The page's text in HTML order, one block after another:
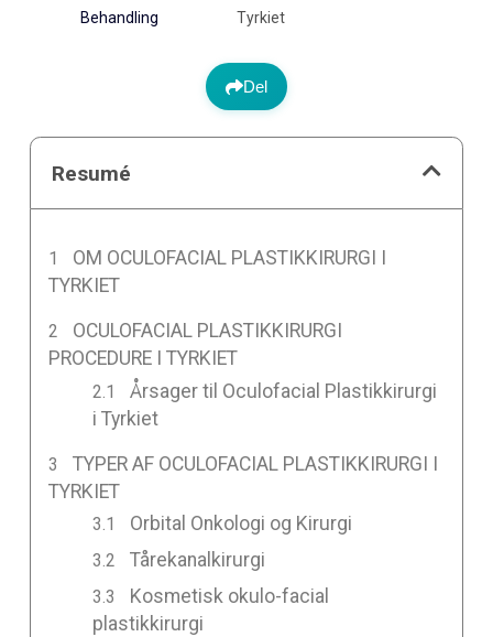
Behandling
Tyrkiet
Del
Resumé
OM OCULOFACIAL PLASTIKKIRURGI I
TYRKIET
OCULOFACIAL PLASTIKKIRURGI
PROCEDURE I TYRKIET
Årsager til Oculofacial Plastikkirurgi
i Tyrkiet
TYPER AF OCULOFACIAL PLASTIKKIRURGI I
TYRKIET
Orbital Onkologi og Kirurgi
Tårekanalkirurgi
Kosmetisk okulo-facial
plastikkirurgi